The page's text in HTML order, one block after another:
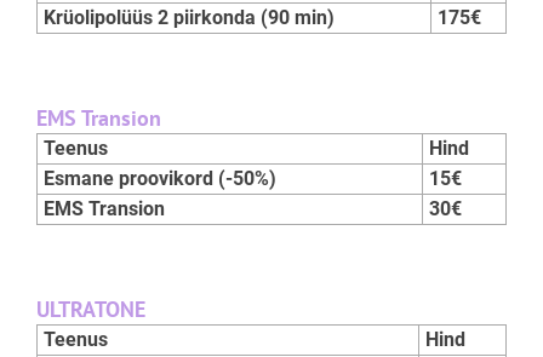
Krüolipolüüs 2 piirkonda (90 min)
175€
EMS Transion
Teenus
Hind
Esmane proovikord (-50%)
15€
EMS Transion
30€
ULTRATONE
Teenus
Hind